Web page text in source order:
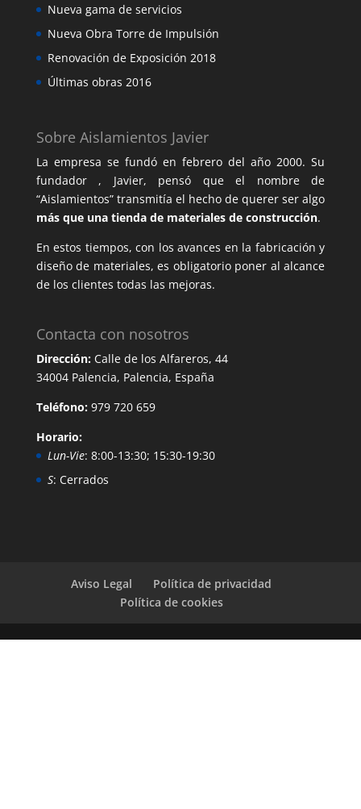
Nueva gama de servicios
Nueva Obra Torre de Impulsión
Renovación de Exposición 2018
Últimas obras 2016
Sobre Aislamientos Javier
La empresa se fundó en febrero del año 2000. Su
fundador , Javier, pensó que el nombre de
“Aislamientos” transmitía el hecho de querer ser algo
más que una tienda de materiales de construcción.
En estos tiempos, con los avances en la fabricación y
diseño de materiales, es obligatorio poner al alcance
de los clientes todas las mejoras.
Contacta con nosotros
Dirección:Calle de los Alfareros, 44
34004 Palencia, Palencia, España
Teléfono:979 720 659
Horario:
Lun-Vie: 8:00-13:30; 15:30-19:30
S: Cerrados
Aviso Legal
Política de privacidad
Política de cookies